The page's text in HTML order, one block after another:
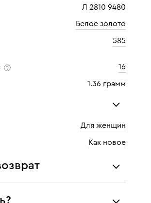
Л 2810 9480
Белое золото
585
16
1.36 грамм
1 шт
Для женщин
Как новое
следующие гарантии: